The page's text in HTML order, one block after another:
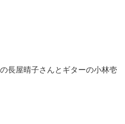
長屋晴子さんとギターの小林壱